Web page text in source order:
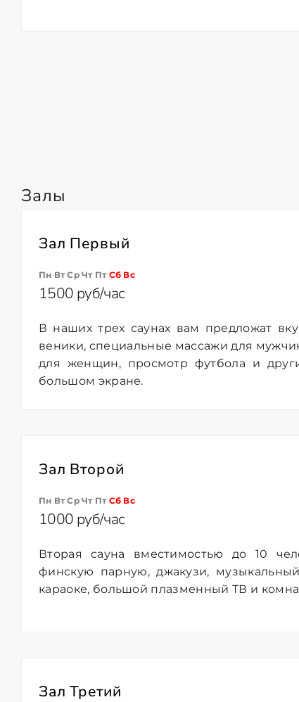
Залы
Зал Первый
Пн Вт Ср Чт Пт Сб Вс
1500 руб/час
В наших трех саунах вам предложат
веники, специальные массажи для
для женщин, просмотр футбола и
большом экране.
Зал Второй
Пн Вт Ср Чт Пт Сб Вс
1000 руб/час
Вторая сауна вместимостью до 10
финскую парную, джакузи,
караоке, большой плазменный ТВ и
Зал Третий